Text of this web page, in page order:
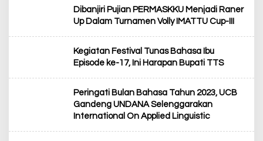
Dibanjiri Pujian PERMASKKU Menjadi Raner
Up Dalam Turnamen Volly IMATTU Cup-III
Kegiatan Festival Tunas Bahasa Ibu
Episode ke-17, Ini Harapan Bupati TTS
Peringati Bulan Bahasa Tahun 2023, UCB
Gandeng UNDANA Selenggarakan
International On Applied Linguistic